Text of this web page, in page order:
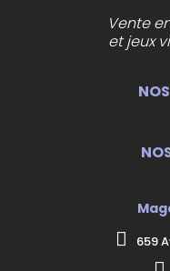
Vente
et jeux
659